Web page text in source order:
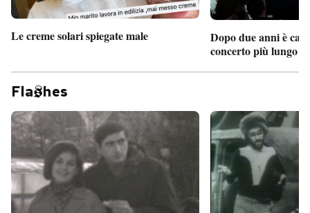
Le creme solari spiegate male
Dopo due anni è
concerto più lungo
Fla hes